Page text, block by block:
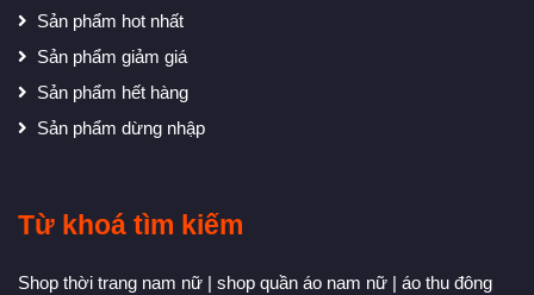
Sản phẩm hot nhất
Sản phẩm giảm giá
Sản phẩm hết hàng
Sản phẩm dừng nhập
Từ khoá tìm kiếm
Shop thời trang nam nữ | shop quần áo nam nữ | áo thu đông